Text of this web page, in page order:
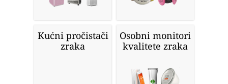
Kućni pročistači
zraka
Osobni monitori
kvalitete zraka